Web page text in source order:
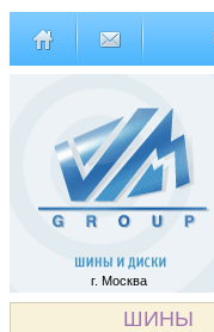
г. Москва
ШИНЫ